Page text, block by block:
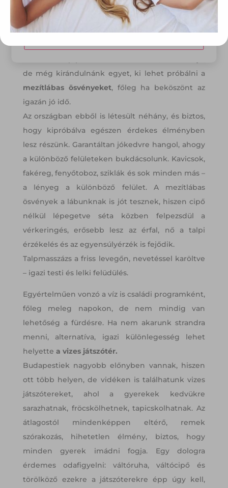
de még kirándulnánk egyet, ki lehet próbálni a
mezítlábas ösvényeket, főleg ha beköszönt az
igazán jó idő.
Az országban ebből is létesült néhány, és biztos,
hogy kipróbálva egészen érdekes élményben
lesz részünk. Garantáltan jókedvre hangol, ahogy
a különböző felületeken bukdácsolunk. Kavicsok,
fakéreg, fenyőtoboz, sziklák és sok minden más –
a lényeg a különböző felület. A mezítlábas
ösvények a lábunknak is jót tesznek, hiszen cipő
nélkül lépegetve séta közben felpezsdül a
vérkeringés, erősebb lesz az érfal, nő a talpi
érzékelés és az egyensúlyérzék is fejődik.
Talpmasszázs a friss levegőn, nevetéssel karöltve
– igazi testi és lelki felüdülés.
Egyértelműen vonzó a víz is családi programként,
főleg meleg napokon, de nem mindig van
lehetőség a fürdésre. Ha nem akarunk strandra
menni, alternatíva, igazi különlegesség lehet
helyette a vizes játszótér.
Budapestiek nagyobb előnyben vannak, hiszen
ott több helyen, de vidéken is találhatunk vizes
játszótereket, ahol a gyerekek kedvükre
sarazhatnak, fröcskölhetnek, tapicskolhatnak. Az
átlagostól mindenképpen eltérő, remek
szórakozás, hihetetlen élmény, biztos, hogy
minden gyerek imádni fogja. Egy dologra
érdemes odafigyelni: váltóruha, váltócipő és
törölköző ezekre a játszóterekre épp úgy kell,
Elfogadom
Módosítom a beállításokat